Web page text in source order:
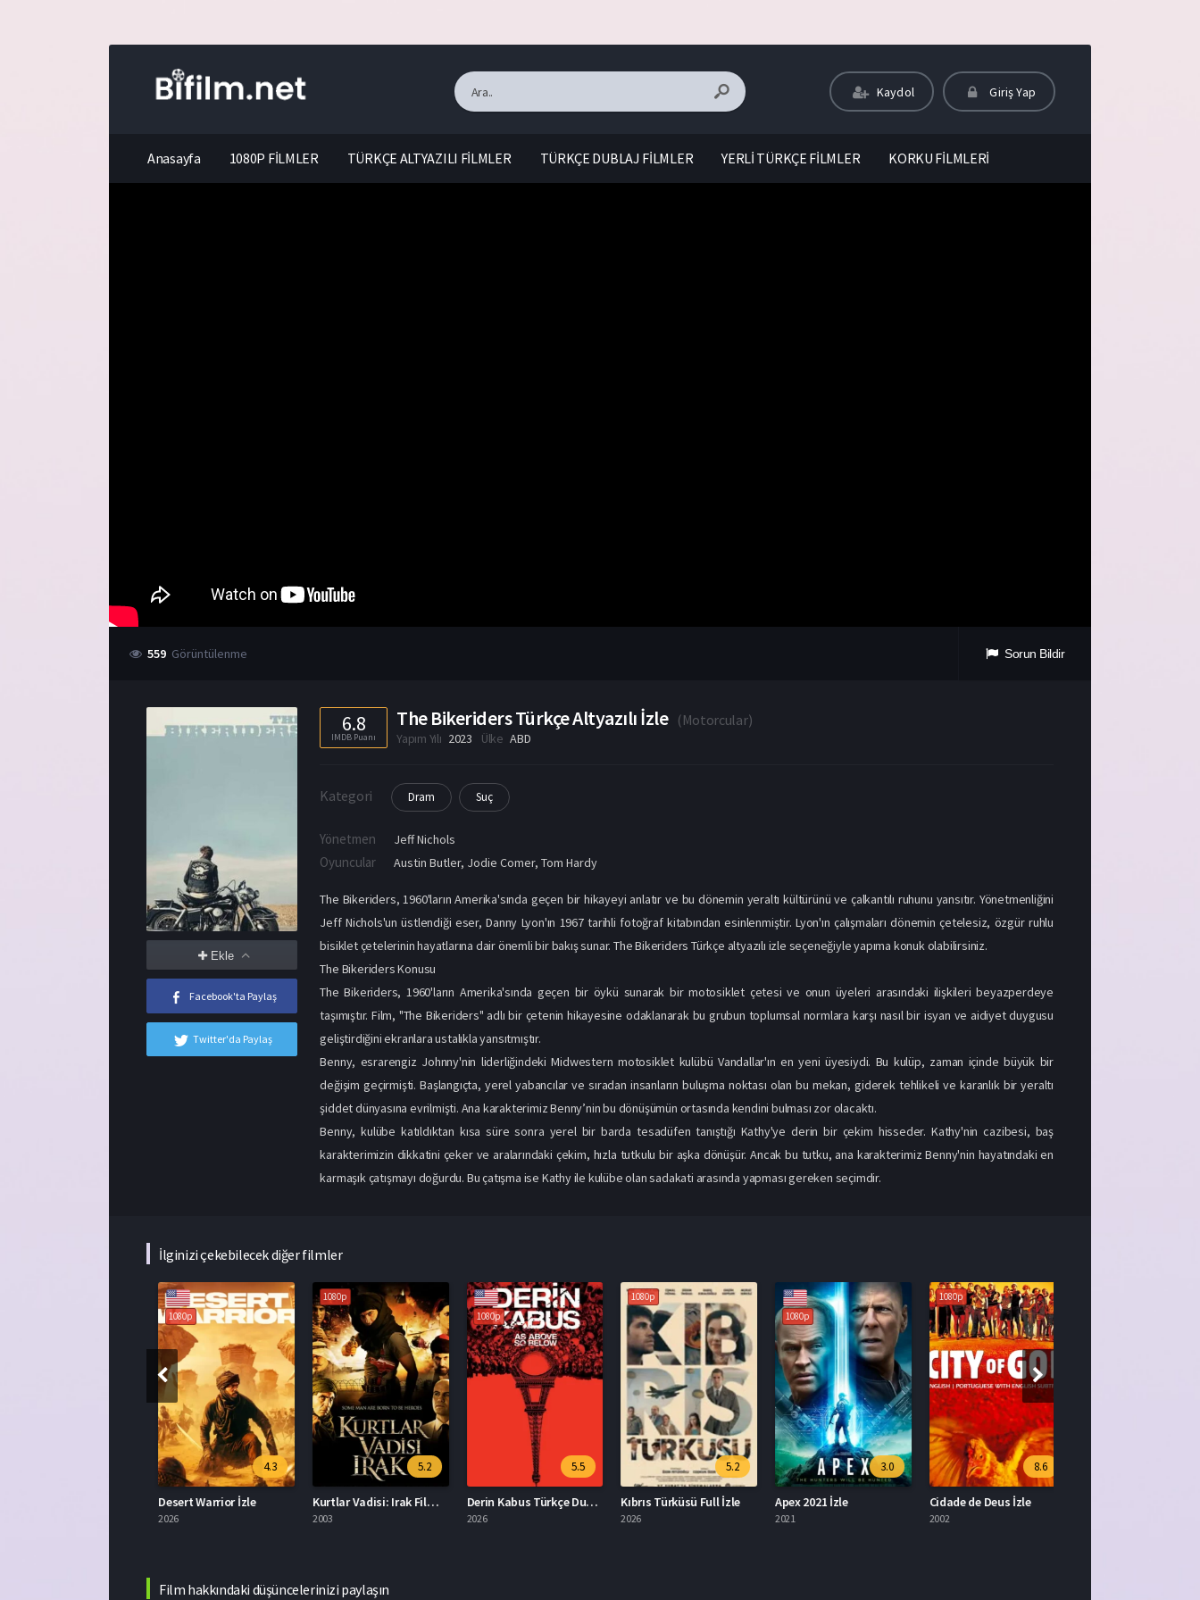
Kaydol Giriş Yap
Anasayfa 1080P FİLMLER TÜRKÇE ALTYAZILI FİLMLER TÜRKÇE DUBLAJ FİLMLER YERLİ TÜRKÇE FİLMLER KORKU FİLMLERİ
559 Görüntülenme Sorun Bildir
Ekle
Facebook'ta Paylaş
Twitter'da Paylaş
6.8
IMDB Puanı
The Bikeriders Türkçe Altyazılı İzle (Motorcular)
Yapım Yılı 2023 Ülke ABD
Kategori Dram Suç
Yönetmen Jeff Nichols
Oyuncular Austin Butler, Jodie Comer,Tom Hardy
The Bikeriders, 1960'ların Amerika'sında geçen bir hikayeyi anlatır ve bu dönemin yeraltı kültürünü ve çalkantılı ruhunu yansıtır. Yönetmenliğini
Jeff Nichols'un üstlendiği eser, Danny Lyon'ın 1967 tarihli fotoğraf kitabından esinlenmiştir. Lyon'ın çalışmaları dönemin çetelesiz, özgür ruhlu
bisiklet çetelerinin hayatlarına dair önemli bir bakış sunar. The Bikeriders Türkçe altyazılı izle seçeneğiyle yapıma konuk olabilirsiniz.
The Bikeriders Konusu
The Bikeriders, 1960'ların Amerika'sında geçen bir öykü sunarak bir motosiklet çetesi ve onun üyeleri arasındaki ilişkileri beyazperdeye
taşımıştır. Film, "The Bikeriders" adlı bir çetenin hikayesine odaklanarak bu grubun toplumsal normlara karşı nasıl bir isyan ve aidiyet duygusu
geliştirdiğini ekranlara ustalıkla yansıtmıştır.
Benny, esrarengiz Johnny'nin liderliğindeki Midwestern motosiklet kulübü Vandallar'ın en yeni üyesiydi. Bu kulüp, zaman içinde büyük bir
değişim geçirmişti. Başlangıçta, yerel yabancılar ve sıradan insanların buluşma noktası olan bu mekan, giderek tehlikeli ve karanlık bir yeraltı
şiddet dünyasına evrilmişti. Ana karakterimiz Benny’nin bu dönüşümün ortasında kendini bulması zor olacaktı.
Benny, kulübe katıldıktan kısa süre sonra yerel bir barda tesadüfen tanıştığı Kathy'ye derin bir çekim hisseder. Kathy'nin cazibesi, baş
karakterimizin dikkatini çeker ve aralarındaki çekim, hızla tutkulu bir aşka dönüşür. Ancak bu tutku, ana karakterimiz Benny'nin hayatındaki en
karmaşık çatışmayı doğurdu. Bu çatışma ise Kathy ile kulübe olan sadakati arasında yapması gereken seçimdir.
İlginizi çekebilecek diğer filmler
1080p
4.3
Desert Warrior İzle
2026
1080p
5.2
Kurtlar Vadisi: Irak Filmi İzle
2003
1080p
5.5
Derin Kabus Türkçe Dublaj İzle
2026
1080p
5.2
Kıbrıs Türküsü Full İzle
2026
1080p
3.0
Apex 2021 İzle
2021
1080p
8.6
Cidade de Deus İzle
2002
Film hakkındaki düşüncelerinizi paylaşın